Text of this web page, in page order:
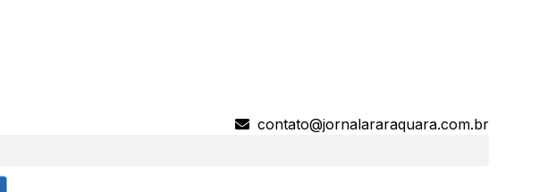
contato@jornalararaquara.com.br